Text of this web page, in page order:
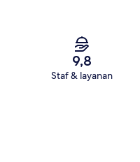
9,8
Staf & layanan